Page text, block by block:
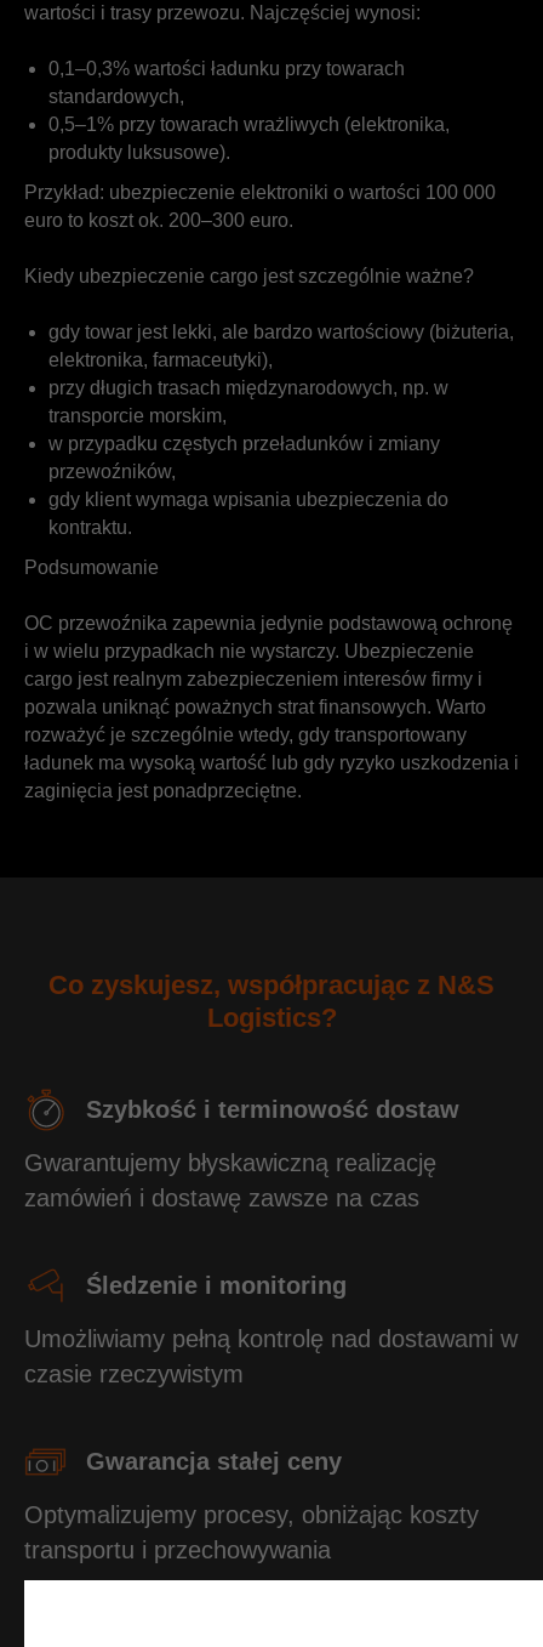
wartości i trasy przewozu. Najczęściej wynosi:
0,1–0,3% wartości ładunku przy towarach
standardowych,
0,5–1% przy towarach wrażliwych (elektronika,
produkty luksusowe).
Przykład: ubezpieczenie elektroniki o wartości 100 000
euro to koszt ok. 200–300 euro.
Kiedy ubezpieczenie cargo jest szczególnie ważne?
gdy towar jest lekki, ale bardzo wartościowy (biżuteria,
elektronika, farmaceutyki),
przy długich trasach międzynarodowych, np. w
transporcie morskim,
w przypadku częstych przeładunków i zmiany
przewoźników,
gdy klient wymaga wpisania ubezpieczenia do
kontraktu.
Podsumowanie
OC przewoźnika zapewnia jedynie podstawową ochronę
i w wielu przypadkach nie wystarczy. Ubezpieczenie
cargo jest realnym zabezpieczeniem interesów firmy i
pozwala uniknąć poważnych strat finansowych. Warto
rozważyć je szczególnie wtedy, gdy transportowany
ładunek ma wysoką wartość lub gdy ryzyko uszkodzenia i
zaginięcia jest ponadprzeciętne.
Co zyskujesz, współpracując z N&S
Logistics?
Szybkość i terminowość dostaw
Gwarantujemy błyskawiczną realizację
zamówień i dostawę zawsze na czas
Śledzenie i monitoring
Umożliwiamy pełną kontrolę nad dostawami w
czasie rzeczywistym
Gwarancja stałej ceny
Optymalizujemy procesy, obniżając koszty
transportu i przechowywania